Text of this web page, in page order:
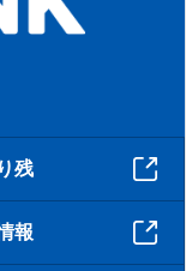
残
報